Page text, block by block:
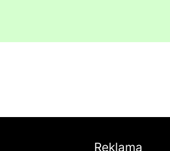
Reklama